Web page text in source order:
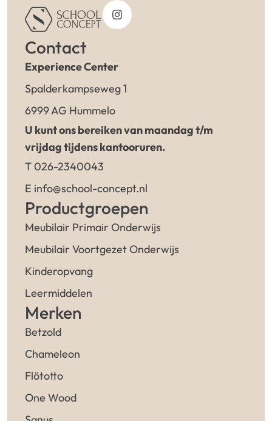
Contact
Experience Center
Spalderkampseweg 1
6999 AG Hummelo
U kunt ons bereiken van maandag t/m
vrijdag tijdens kantooruren.
T 026-2340043
E info@school-concept.nl
Productgroepen
Meubilair Primair Onderwijs
Meubilair Voortgezet Onderwijs
Kinderopvang
Leermiddelen
Merken
Betzold
Chameleon
Flötotto
One Wood